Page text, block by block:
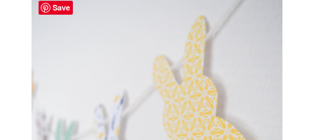
Save